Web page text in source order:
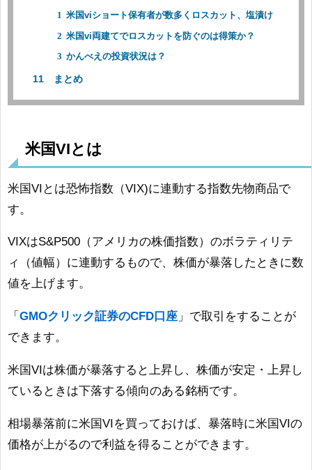
米国viショート保有者が数多くロスカット、塩漬け
米国vi両建てでロスカットを防ぐのは得策か？
かんべえの投資状況は？
まとめ
米国VIとは
米国VIとは恐怖指数（VIX)に連動する指数先物商品で
す。
VIXはS&P500（アメリカの株価指数）のボラティリテ
ィ（値幅）に連動するもので、株価が暴落したときに数
値を上げます。
「 GMOクリック証券のCFD口座 」で取引をすることが
できます。
米国VIは株価が暴落すると上昇し、株価が安定・上昇し
ているときは下落する傾向のある銘柄です。
相場暴落前に米国VIを買っておけば、暴落時に米国VIの
価格が上がるので利益を得ることができます。